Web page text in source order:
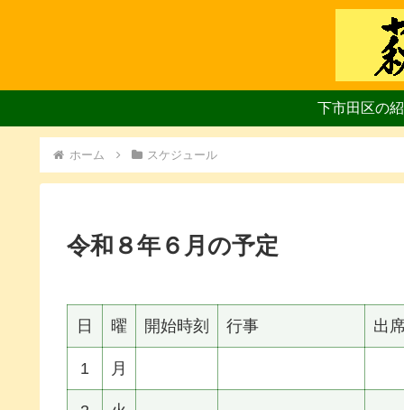
下市田区の
ホーム スケジュール
令和８年６月の予定
日 曜 開始時刻 行事 出
1 月